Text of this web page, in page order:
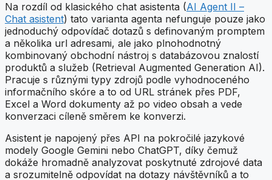
Na rozdíl od klasického chat asistenta (AI Agent II –
Chat asistent) tato varianta agenta nefunguje pouze jako
jednoduchý odpovídač dotazů s definovaným promptem
a několika url adresami, ale jako plnohodnotný
kombinovaný obchodní nástroj s databázovou znalostí
produktů a služeb (Retrieval Augmented Generation AI).
Pracuje s různými typy zdrojů podle vyhodnoceného
informačního skóre a to od URL stránek přes PDF,
Excel a Word dokumenty až po video obsah a vede
konverzaci cíleně směrem ke konverzi.
Asistent je napojený přes API na pokročilé jazykové
modely Google Gemini nebo ChatGPT, díky čemuž
dokáže hromadně analyzovat poskytnuté zdrojové data
a srozumitelně odpovídat na dotazy návštěvníků a to